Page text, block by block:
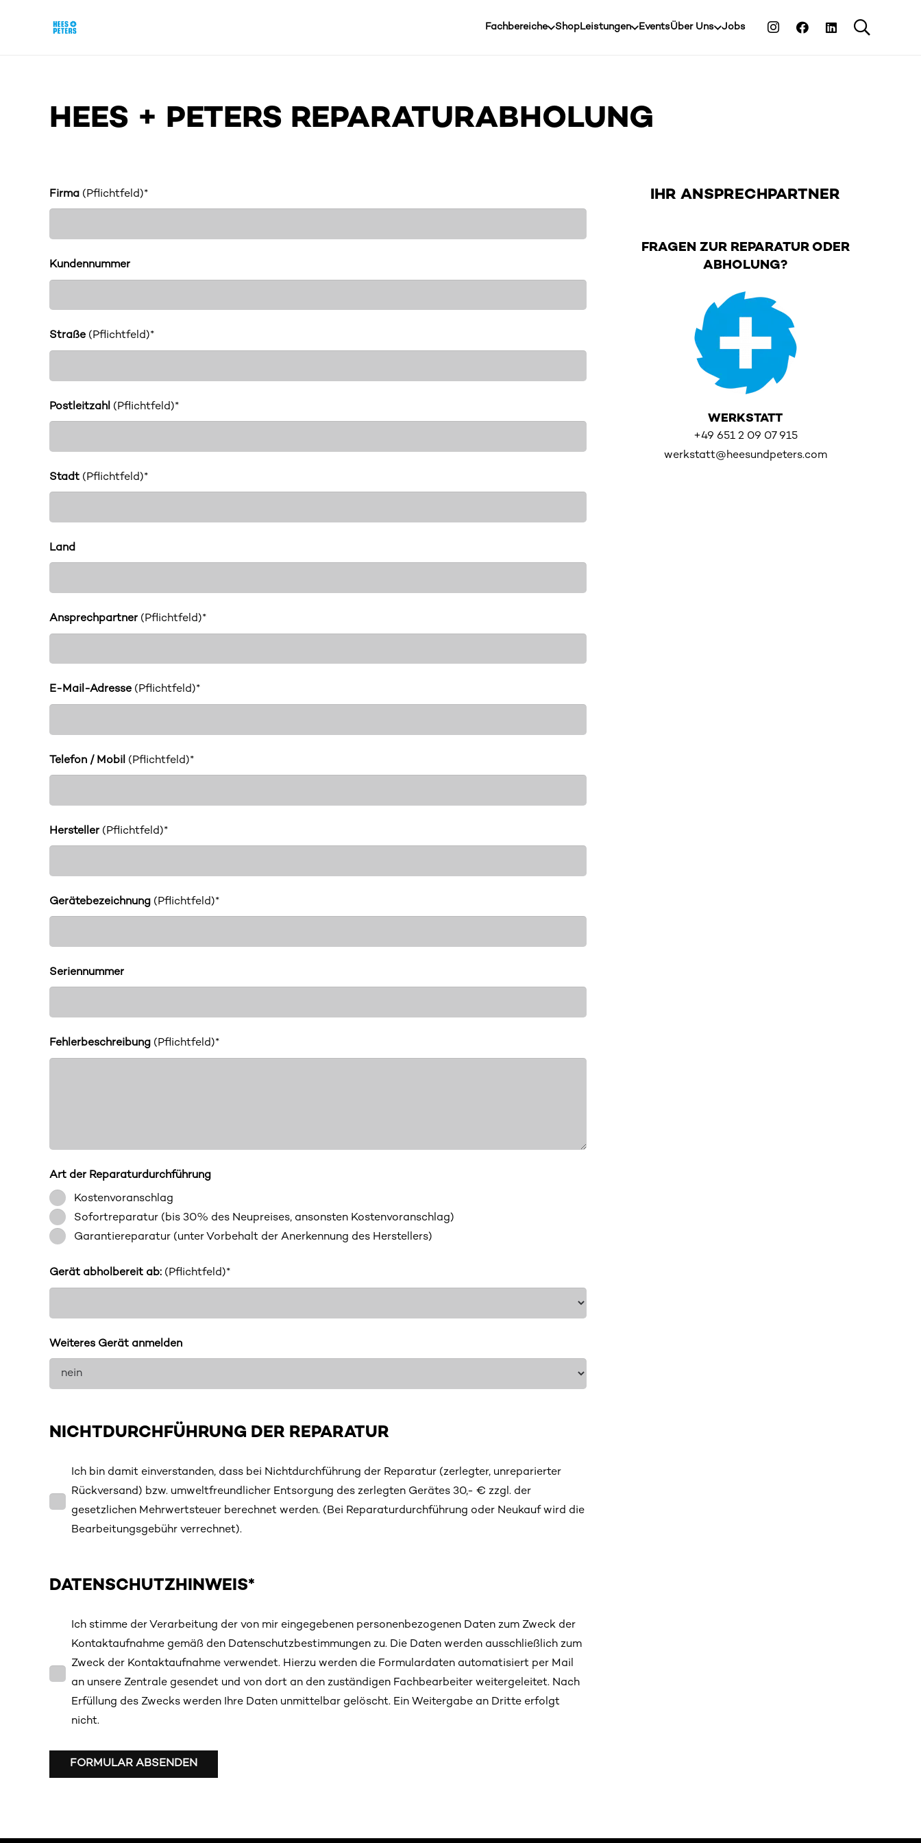
Fachbereiche ShopLeistungen EventsÜber Uns Jobs
HEES + PETERS REPARATURABHOLUNG
Firma (Pflichtfeld)*
Kundennummer
Straße (Pflichtfeld)*
Postleitzahl (Pflichtfeld)*
Stadt (Pflichtfeld)*
Land
Ansprechpartner (Pflichtfeld)*
E-Mail-Adresse (Pflichtfeld)*
Telefon / Mobil (Pflichtfeld)*
Hersteller (Pflichtfeld)*
Gerätebezeichnung (Pflichtfeld)*
Seriennummer
Fehlerbeschreibung (Pflichtfeld)*
Art der Reparaturdurchführung
Kostenvoranschlag
Sofortreparatur (bis 30% des Neupreises, ansonsten Kostenvoranschlag)
Garantiereparatur (unter Vorbehalt der Anerkennung des Herstellers)
Gerät abholbereit ab: (Pflichtfeld)*
Weiteres Gerät anmelden
NICHTDURCHFÜHRUNG DER REPARATUR
Ich bin damit einverstanden, dass bei Nichtdurchführung der Reparatur (zerlegter, unreparierter
Rückversand) bzw. umweltfreundlicher Entsorgung des zerlegten Gerätes 30,- € zzgl. der
gesetzlichen Mehrwertsteuer berechnet werden. (Bei Reparaturdurchführung oder Neukauf wird die
Bearbeitungsgebühr verrechnet).
DATENSCHUTZHINWEIS*
Ich stimme der Verarbeitung der von mir eingegebenen personenbezogenen Daten zum Zweck der
Kontaktaufnahme gemäß den Datenschutzbestimmungen zu. Die Daten werden ausschließlich zum
Zweck der Kontaktaufnahme verwendet. Hierzu werden die Formulardaten automatisiert per Mail
an unsere Zentrale gesendet und von dort an den zuständigen Fachbearbeiter weitergeleitet. Nach
Erfüllung des Zwecks werden Ihre Daten unmittelbar gelöscht. Ein Weitergabe an Dritte erfolgt
nicht.
IHR ANSPRECHPARTNER
FRAGEN ZUR REPARATUR ODER
ABHOLUNG?
WERKSTATT
+49 651 2 09 07 915
werkstatt@heesundpeters.com